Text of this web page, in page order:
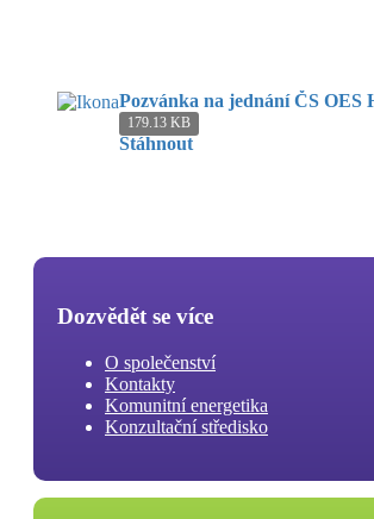
Pozvánka na jednání ČS OES
179.13 KB
Stáhnout
Dozvědět se více
O společenství
Kontakty
Komunitní energetika
Konzultační středisko